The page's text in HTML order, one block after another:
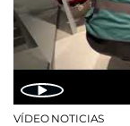
VÍDEO NOTICIAS